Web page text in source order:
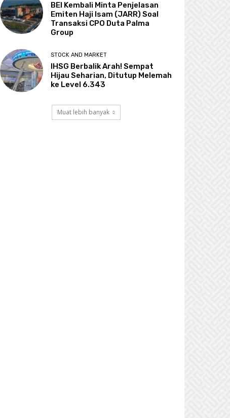
BEI Kembali Minta Penjelasan
Emiten Haji Isam (JARR) Soal
Transaksi CPO Duta Palma
Group
STOCK AND MARKET
IHSG Berbalik Arah! Sempat
Hijau Seharian, Ditutup Melemah
ke Level 6.343
Muat lebih banyak